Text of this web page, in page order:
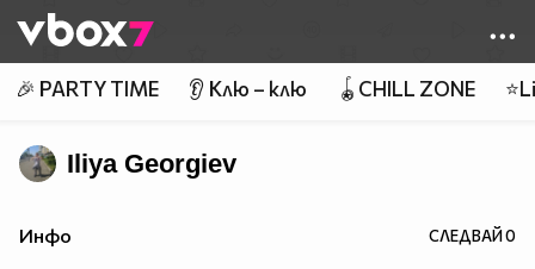
👾
🎉 PARTY TIME 👂 Клю – клю 🪀CHILL ZONE
Iliya Georgiev
Инфо СЛЕДВАЙ0